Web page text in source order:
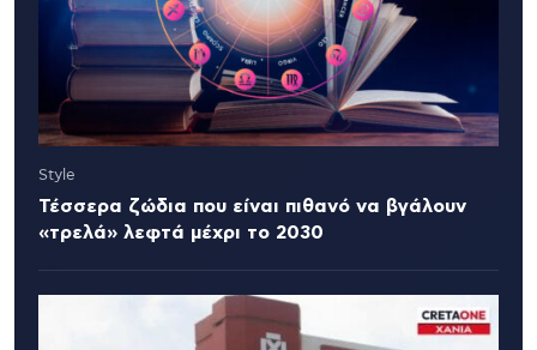
Style
Τέσσερα ζώδια που είναι πιθανό να βγάλουν
«τρελά» λεφτά μέχρι το 2030